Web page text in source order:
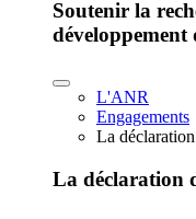
Soutenir la
développement
L'ANR
Engagements
La
La déclaration